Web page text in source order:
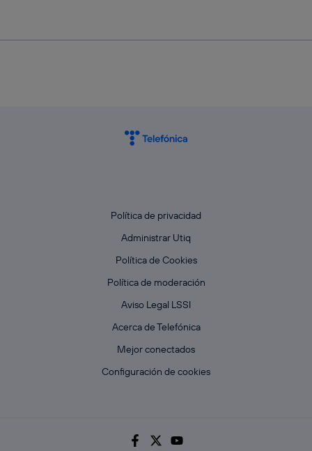
Política de privacidad
Administrar Utiq
Política de Cookies
Política de moderación
Aviso Legal LSSI
Acerca de Telefónica
Mejor conectados
Configuración de cookies